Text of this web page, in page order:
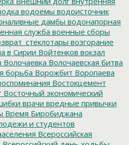
водоемы водоисточник
дамбы водонапорная
служба военные сборы
возгорание
в Сирии Войтенков вокзал
Волочаевка Волочаевская битва
борьба Ворожбит Воропаева
Востокцемент
Восточный экономический
врачи вредные привычки
Время Биробиджана
и студентов
Всероссийская